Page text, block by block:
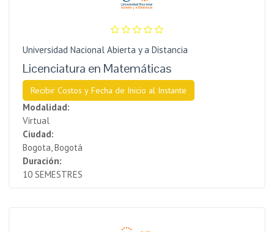
Universidad Nacional Abierta y a Distancia
Licenciatura en Matemáticas
Recibir Costos y Fecha de Inicio al Instante
Modalidad:
Virtual
Ciudad:
Bogota, Bogotá
Duración:
10 SEMESTRES